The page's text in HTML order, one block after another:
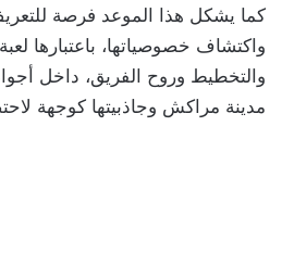
كما يشكل هذا الموعد فرصة
واكتشاف خصوصياتها، باعتبارها
والتخطيط وروح الفريق، داخل
مدينة مراكش وجاذبيتها كوجهة